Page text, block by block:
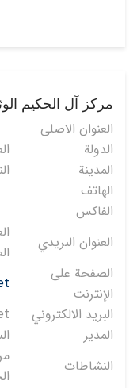
مركز آل الحكيم
العنوان الاصلی
الدولة
المدينة
الهاتف
الفاكس
العنوان البريدي
الصفحة على
الإنترنت
البريد الالكتروني
المدير
النشاطات